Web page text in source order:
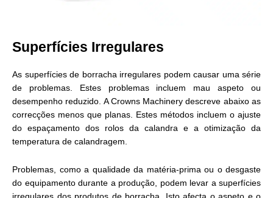
Superfícies Irregulares
As superfícies de borracha irregulares podem causar uma série
de problemas. Estes problemas incluem mau aspeto ou
desempenho reduzido. A Crowns Machinery descreve abaixo as
correcções menos que planas. Estes métodos incluem o ajuste
do espaçamento dos rolos da calandra e a otimização da
temperatura de calandragem.
Problemas, como a qualidade da matéria-prima ou o desgaste
do equipamento durante a produção, podem levar a superfícies